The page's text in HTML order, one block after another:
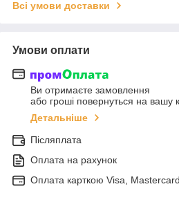
Всі умови доставки
Умови оплати
Ви отримаєте замовлення
або гроші повернуться на вашу
Детальніше
Післяплата
Оплата на рахунок
Оплата карткою Visa,